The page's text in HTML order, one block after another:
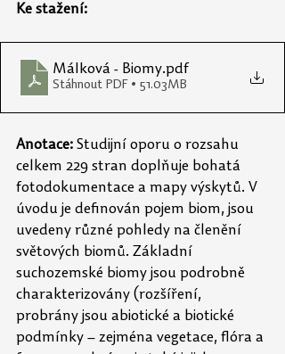
Ke stažení:
Málková - Biomy.pdf
Stáhnout PDF • 51.03MB
Anotace: Studijní oporu o rozsahu
celkem 229 stran doplňuje bohatá
fotodokumentace a mapy výskytů. V
úvodu je definován pojem biom, jsou
uvedeny různé pohledy na členění
světových biomů. Základní
suchozemské biomy jsou podrobně
charakterizovány (rozšíření,
probrány jsou abiotické a biotické
podmínky – zejména vegetace, flóra a